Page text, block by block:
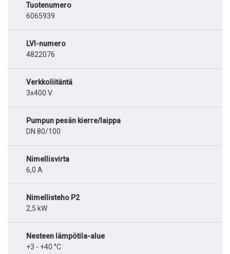
Tuotenumero
6065939
LVI-numero
4822076
Verkkoliitäntä
3x400 V
Pumpun pesän kierre/laippa
DN 80/100
Nimellisvirta
6,0 A
Nimellisteho P2
2,5 kW
Nesteen lämpötila-alue
+3 - +40 °C